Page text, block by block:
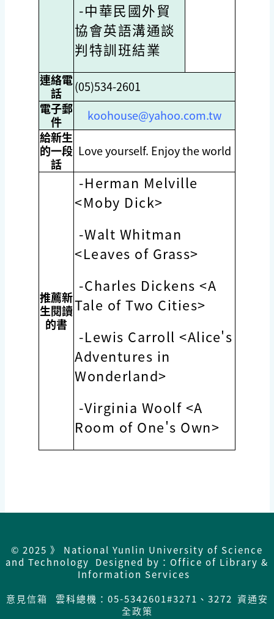
-中華民國外貿
協會英語溝通談
判特訓班結業
連絡電
話
(05)534-2601
電子郵
件
koohouse@yahoo.com.tw
給新生
的一段
話
Love yourself. Enjoy the world
推薦新
生閱讀
的書
-Herman Melville
<Moby Dick>
-Walt Whitman
<Leaves of Grass>
-Charles Dickens <A
Tale of Two Cities>
-Lewis Carroll <Alice's
Adventures in
Wonderland>
-Virginia Woolf <A
Room of One's Own>
© 2025 》 National Yunlin University of Science
and Technology Designed by：Office of Library &
Information Services
意見信箱
雲科總機：05-5342601#3271、3272 資通安
全政策